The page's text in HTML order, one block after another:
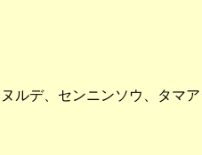
ルデ、センニンソウ、タマ